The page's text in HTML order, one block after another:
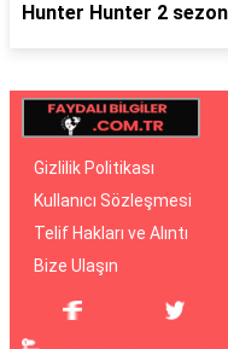
Hunter Hunter 2
Gizlilik Politikası
Kullanıcı Sözleşmesi
Telif Hakları ve Alıntı
Bize Ulaşın